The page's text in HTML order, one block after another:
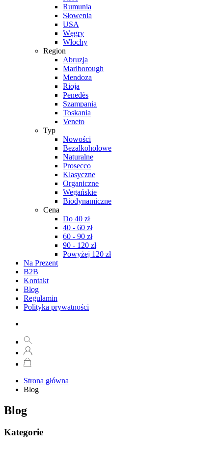
Rumunia
Słowenia
USA
Węgry
Włochy
Region
Abruzja
Marlborough
Mendoza
Rioja
Penedès
Szampania
Toskania
Veneto
Typ
Nowości
Bezalkoholowe
Naturalne
Prosecco
Klasyczne
Organiczne
Wegańskie
Biodynamiczne
Cena
Do 40 zł
40 - 60 zł
60 - 90 zł
90 - 120 zł
Powyżej 120 zł
Na Prezent
B2B
Kontakt
Blog
Regulamin
Polityka prywatności
Strona główna
Blog
Blog
Kategorie